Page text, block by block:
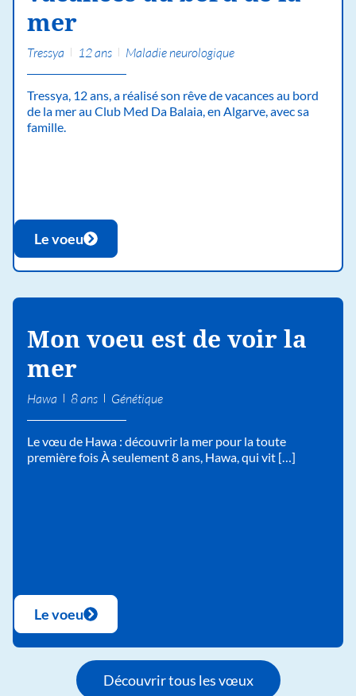
mer
Tressya 12 ans Maladie neurologique
Tressya, 12 ans, a réalisé son rêve de vacances au bord
de la mer au Club Med Da Balaia, en Algarve, avec sa
famille.
Le voeu
Mon voeu est de voir la
mer
Hawa 8 ans Génétique
Le vœu de Hawa : découvrir la mer pour la toute
première fois À seulement 8 ans, Hawa, qui vit […]
Le voeu
Découvrir tous les vœux